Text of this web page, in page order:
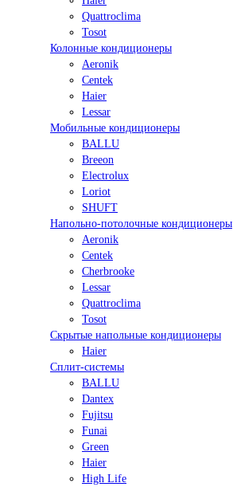
Quattroclima
Tosot
Колонные кондиционеры
Aeronik
Centek
Haier
Lessar
Мобильные кондиционеры
BALLU
Breeon
Electrolux
Loriot
SHUFT
Напольно-потолочные кондиционеры
Aeronik
Centek
Cherbrooke
Lessar
Quattroclima
Tosot
Скрытые напольные кондиционеры
Haier
Сплит-системы
BALLU
Dantex
Fujitsu
Funai
Green
Haier
High Life